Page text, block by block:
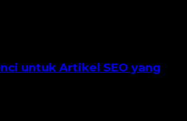
untuk Artikel SEO yang